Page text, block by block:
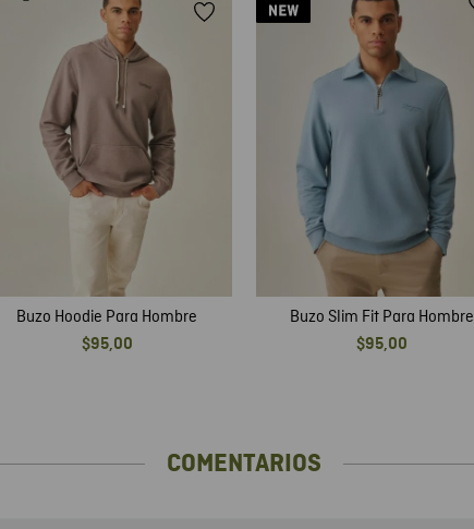
Buzo Hoodie Para Hombre
$95,00
Buzo Slim Fit Para Hombre
$95,00
COMENTARIOS